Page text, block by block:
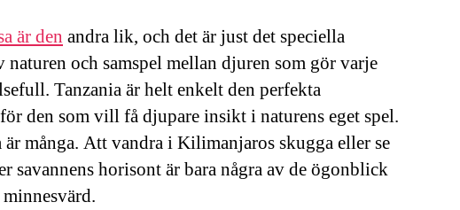
är den andra lik, och det är just det speciella
naturen och samspel mellan djuren som gör varje
Tanzania är helt enkelt den perfekta
den som vill få djupare insikt i naturens eget spel.
många. Att vandra i Kilimanjaros skugga eller se
savannens horisont är bara några av de ögonblick